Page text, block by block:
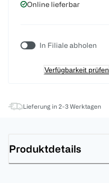
Online lieferbar
In Filiale abholen
Verfügbarkeit prüfen
Lieferung in 2-3 Werktagen
Produktdetails